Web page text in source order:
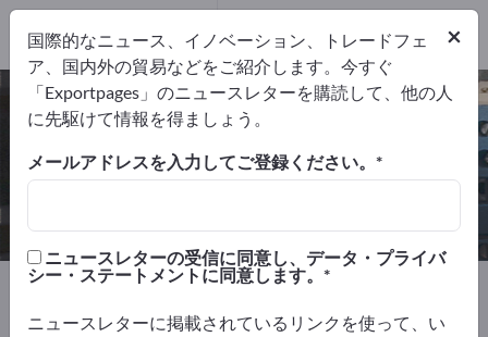
超音波センサ – メーカーとサプライ
ヤーを検索
Exportpages 計測技術・光学
センサー技術
超音波センサ
×
国際的なニュース、イノベーション、トレードフェ
ア、国内外の貿易などをご紹介します。今すぐ
「Exportpages」のニュースレターを購読して、他の人
に先駆けて情報を得ましょう。
メールアドレスを入力してご登録ください。
ニュースレターの受信に同意し、データ・プライバ
シー・ステートメントに同意します。
ニュースレターに掲載されているリンクを使って、い